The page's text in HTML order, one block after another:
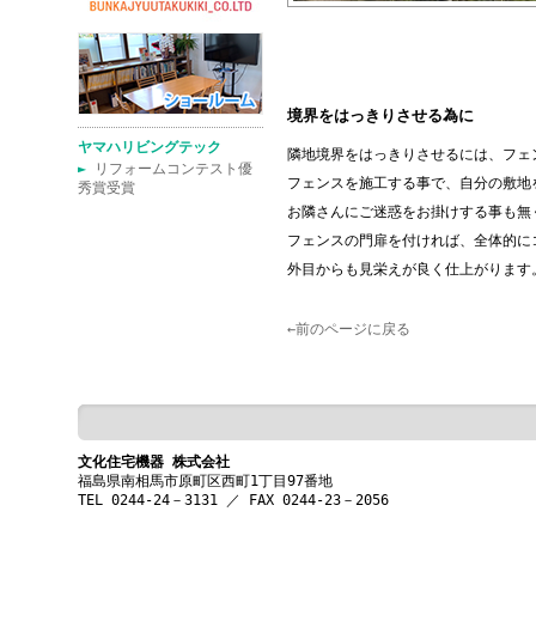
ヤマハリビングテック
►
リフォームコンテスト優
秀賞受賞
境界をはっきりさせる為に
隣地境界をはっきりさせるには、フ
フェンスを施工する事で、自分の敷
お隣さんにご迷惑をお掛けする事も
フェンスの門扉を付ければ、全体的
外目からも見栄えが良く仕上がります
←前のページに戻る
文化住宅機器 株式会社
福島県南相馬市原町区西町1丁目97番地
TEL 0244-24－3131 ／ FAX 0244-23－2056